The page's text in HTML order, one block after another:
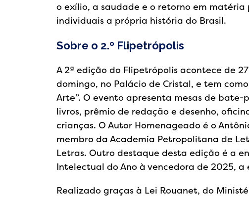
o exílio, a saudade e o retorno em
individuais a própria história do Brasil.
Sobre o 2.º Flipetrópolis
A 2ª edição do Flipetrópolis acontece de
domingo, no Palácio de Cristal, e tem
Arte”. O evento apresenta mesas de
livros, prêmio de redação e desenho,
crianças. O Autor Homenageado é o
membro da Academia Petropolitana de
Letras. Outro destaque desta edição é a
Intelectual do Ano à vencedora de 2025, a
Realizado graças à Lei Rouanet, do